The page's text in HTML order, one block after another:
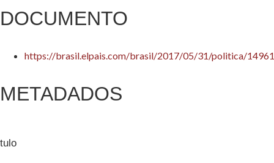
DOCUMENTO
https://brasil.elpais.com/brasil/2017/05/31/politica/
METADADOS